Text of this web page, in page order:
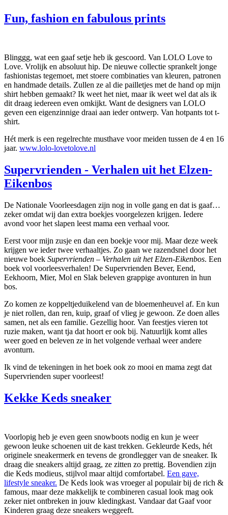
Fun, fashion en fabulous prints
Blinggg, wat een gaaf setje heb ik gescoord. Van LOLO Love to
Love. Vrolijk en absoluut hip. De nieuwe collectie sprankelt jonge
fashionistas tegemoet, met stoere combinaties van kleuren, patronen
en handmade details. Zullen ze al die pailletjes met de hand op mijn
shirt hebben gemaakt? Ik weet het niet, maar ik weet wel dat als ik
dit draag iedereen even omkijkt. Want de designers van LOLO
geven een eigenzinnige draai aan ieder ontwerp. Van hotpants tot t-
shirt.
Hét merk is een regelrechte musthave voor meiden tussen de 4 en 16
jaar. www.lolo-lovetolove.nl
Supervrienden - Verhalen uit het Elzen-
Eikenbos
De Nationale Voorleesdagen zijn nog in volle gang en dat is gaaf…
zeker omdat wij dan extra boekjes voorgelezen krijgen. Iedere
avond voor het slapen leest mama een verhaal voor.
Eerst voor mijn zusje en dan een boekje voor mij. Maar deze week
krijgen we ieder twee verhaaltjes. Zo gaan we razendsnel door het
nieuwe boek Supervrienden – Verhalen uit het Elzen-Eikenbos. Een
boek vol voorleesverhalen! De Supervrienden Bever, Eend,
Eekhoorn, Mier, Mol en Slak beleven grappige avonturen in hun
bos.
Zo komen ze koppeltjeduikelend van de bloemenheuvel af. En kun
je niet rollen, dan ren, kuip, graaf of vlieg je gewoon. Ze doen alles
samen, net als een familie. Gezellig hoor. Van feestjes vieren tot
ruzie maken, want tja dat hoort er ook bij. Natuurlijk komt alles
weer goed en beleven ze in het volgende verhaal weer andere
avonturn.
Ik vind de tekeningen in het boek ook zo mooi en mama zegt dat
Supervrienden super voorleest!
Kekke Keds sneaker
Voorlopig heb je even geen snowboots nodig en kun je weer
gewoon leuke schoenen uit de kast trekken. Gekleurde Keds, hét
originele sneakermerk en tevens de grondlegger van de sneaker. Ik
draag die sneakers altijd graag, ze zitten zo prettig. Bovendien zijn
die Keds modieus, stijlvol maar altijd comfortabel. Een gave,
lifestyle sneaker. De Keds look was vroeger al populair bij de rich &
famous, maar deze makkelijk te combineren casual look mag ook
zeker niet ontbreken in jouw kledingkast. Vandaar dat Gaaf voor
Kinderen graag deze sneakers weggeeft.